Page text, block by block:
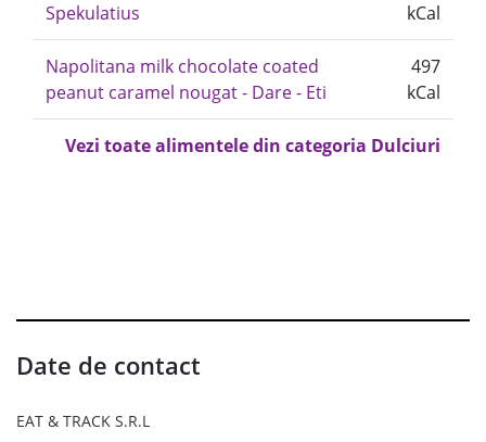
Spekulatius
kCal
Napolitana milk chocolate coated
peanut caramel nougat - Dare - Eti
497
kCal
Vezi toate alimentele din categoria Dulciuri
Date de contact
EAT & TRACK S.R.L